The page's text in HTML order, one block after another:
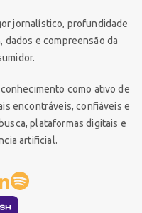
jornalístico, profundidade
dados e compreensão da
como ativo de
encontráveis, confiáveis e
plataformas digitais e
artificial.